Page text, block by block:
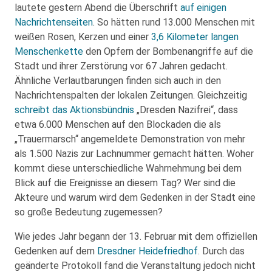
lautete gestern Abend die Überschrift auf einigen
Nachrichtenseiten. So hätten rund 13.000 Menschen mit
weißen Rosen, Kerzen und einer 3,6 Kilometer langen
Menschenkette den Opfern der Bombenangriffe auf die
Stadt und ihrer Zerstörung vor 67 Jahren gedacht.
Ähnliche Verlautbarungen finden sich auch in den
Nachrichtenspalten der lokalen Zeitungen. Gleichzeitig
schreibt das Aktionsbündnis „Dresden Nazifrei“, dass
etwa 6.000 Menschen auf den Blockaden die als
„Trauermarsch“ angemeldete Demonstration von mehr
als 1.500 Nazis zur Lachnummer gemacht hätten. Woher
kommt diese unterschiedliche Wahrnehmung bei dem
Blick auf die Ereignisse an diesem Tag? Wer sind die
Akteure und warum wird dem Gedenken in der Stadt eine
so große Bedeutung zugemessen?
Wie jedes Jahr begann der 13. Februar mit dem offiziellen
Gedenken auf dem Dresdner Heidefriedhof. Durch das
geänderte Protokoll fand die Veranstaltung jedoch nicht